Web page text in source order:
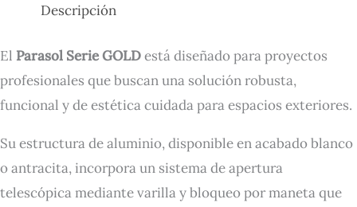
Descripción
El Parasol Serie GOLDestá diseñado para proyectos
profesionales que buscan una solución robusta,
funcional y de estética cuidada para espacios exteriores.
Su estructura de aluminio, disponible en acabado blanco
o antracita, incorpora un sistema de apertura
telescópica mediante varilla y bloqueo por maneta que